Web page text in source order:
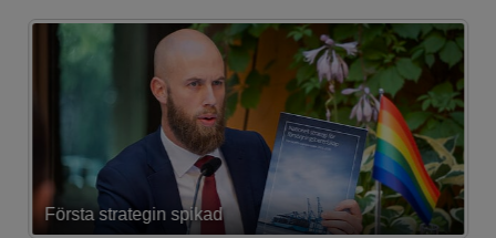
Första strategin spikad